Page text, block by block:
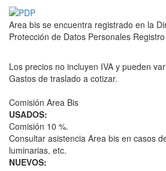
Area bis se encuentra registrado en la
Protección de Datos Personales Registro
Los precios no incluyen IVA y pueden
Gastos de traslado a cotizar.
Comisión Area Bis
USADOS:
Comisión 10 %.
Consultar asistencia Area bis en casos
luminarias, etc.
NUEVOS: